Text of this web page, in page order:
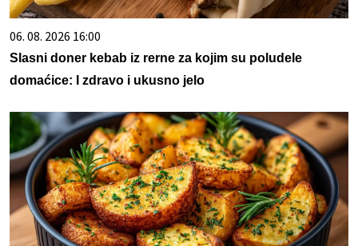
06. 08. 2026 16:00
Slasni doner kebab iz rerne za kojim su poludele
domaćice: I zdravo i ukusno jelo